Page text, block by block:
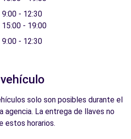
9:00 - 12:30
15:00 - 19:00
9:00 - 12:30
solo son posibles durante el
agencia. La entrega de llaves no
estos horarios.